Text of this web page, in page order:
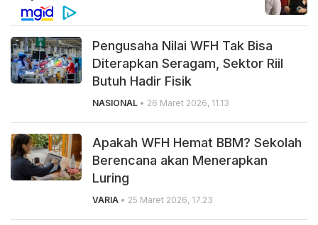
Pengusaha Nilai WFH Tak Bisa
Diterapkan Seragam, Sektor Riil
Butuh Hadir Fisik
NASIONAL • 26 Maret 2026, 11.13
Apakah WFH Hemat BBM? Sekolah
Berencana akan Menerapkan
Luring
VARIA • 25 Maret 2026, 17.23